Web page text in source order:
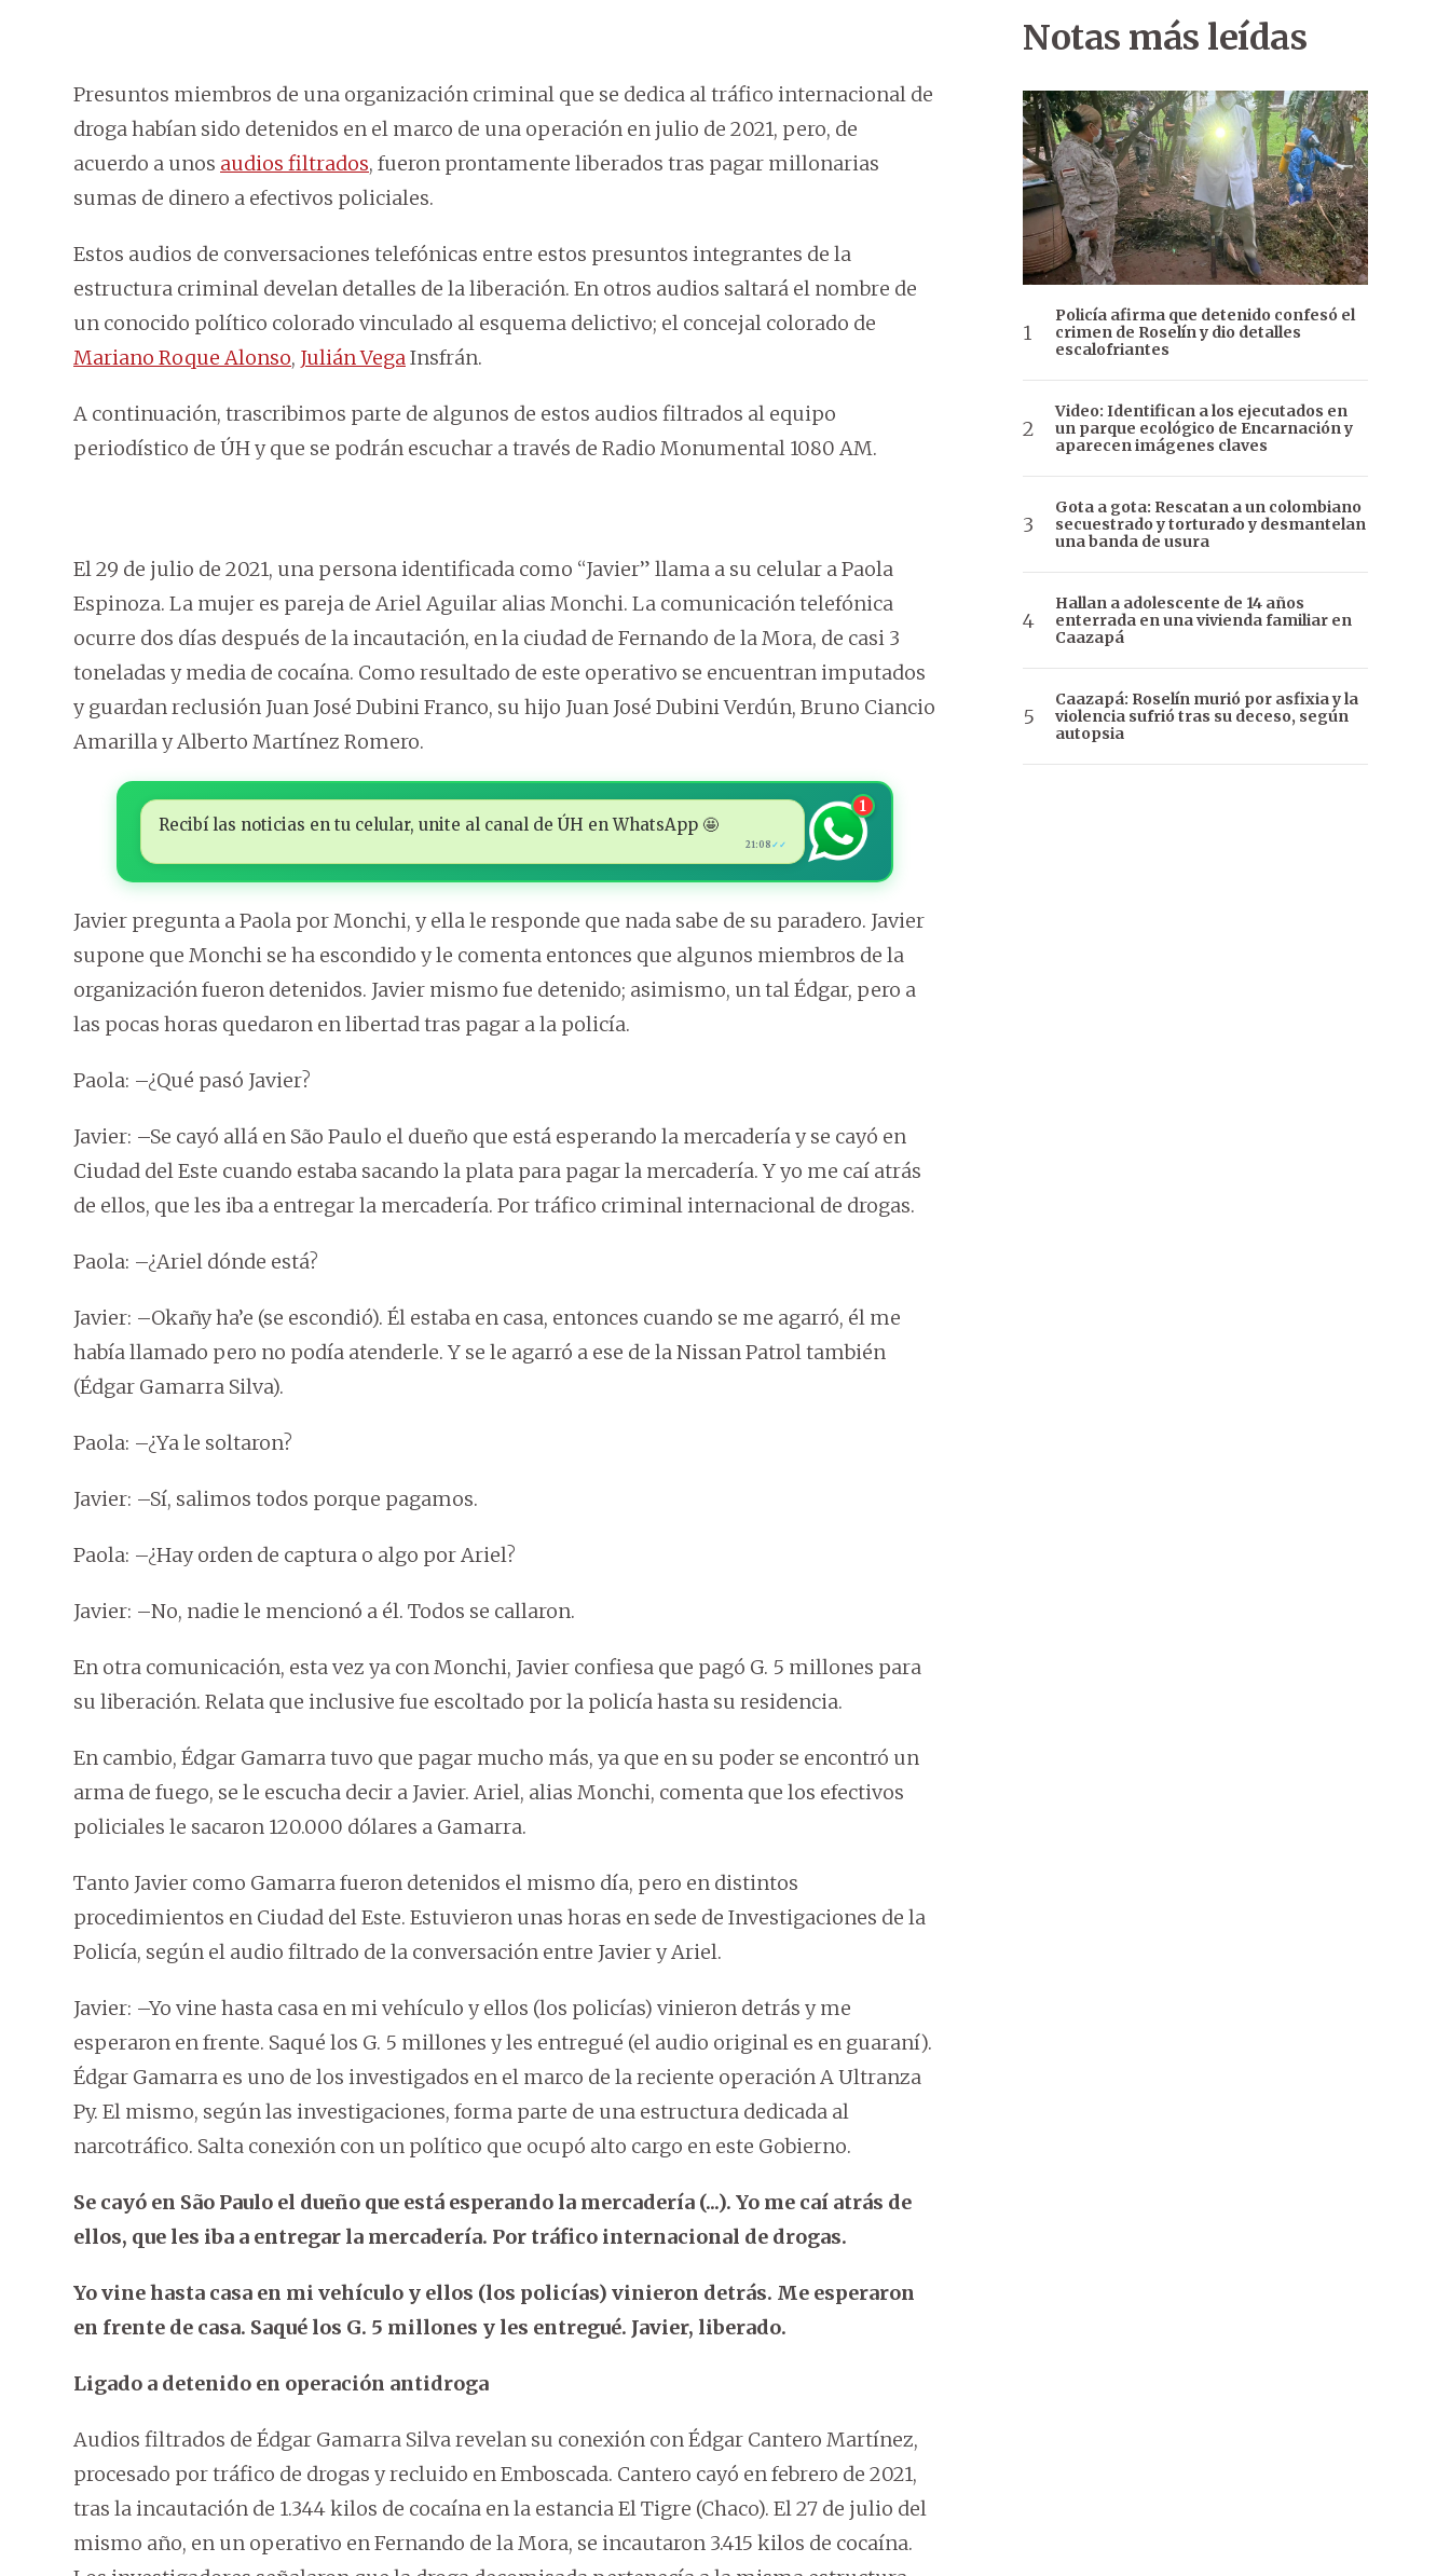
Presuntos miembros de una organización criminal que se dedica al tráfico internacional de
droga habían sido detenidos en el marco de una operación en julio de 2021, pero, de
acuerdo a unos audios filtrados, fueron prontamente liberados tras pagar millonarias
sumas de dinero a efectivos policiales.
Estos audios de conversaciones telefónicas entre estos presuntos integrantes de la
estructura criminal develan detalles de la liberación. En otros audios saltará el nombre de
un conocido político colorado vinculado al esquema delictivo; el concejal colorado de
Mariano Roque Alonso, Julián VegaInsfrán.
A continuación, trascribimos parte de algunos de estos audios filtrados al equipo
periodístico de ÚH y que se podrán escuchar a través de Radio Monumental 1080 AM.
El 29 de julio de 2021, una persona identificada como “Javier” llama a su celular a Paola
Espinoza. La mujer es pareja de Ariel Aguilar alias Monchi. La comunicación telefónica
ocurre dos días después de la incautación, en la ciudad de Fernando de la Mora, de casi 3
toneladas y media de cocaína. Como resultado de este operativo se encuentran imputados
y guardan reclusión Juan José Dubini Franco, su hijo Juan José Dubini Verdún, Bruno Ciancio
Amarilla y Alberto Martínez Romero.
Recibí las noticias en tu celular, unite al canal de ÚH en WhatsApp 🤩
21:08 ✓✓
1
Javier pregunta a Paola por Monchi, y ella le responde que nada sabe de su paradero. Javier
supone que Monchi se ha escondido y le comenta entonces que algunos miembros de la
organización fueron detenidos. Javier mismo fue detenido; asimismo, un tal Édgar, pero a
las pocas horas quedaron en libertad tras pagar a la policía.
Paola: –¿Qué pasó Javier?
Javier: –Se cayó allá en São Paulo el dueño que está esperando la mercadería y se cayó en
Ciudad del Este cuando estaba sacando la plata para pagar la mercadería. Y yo me caí atrás
de ellos, que les iba a entregar la mercadería. Por tráfico criminal internacional de drogas.
Paola: –¿Ariel dónde está?
Javier: –Okañy ha’e (se escondió). Él estaba en casa, entonces cuando se me agarró, él me
había llamado pero no podía atenderle. Y se le agarró a ese de la Nissan Patrol también
(Édgar Gamarra Silva).
Paola: –¿Ya le soltaron?
Javier: –Sí, salimos todos porque pagamos.
Paola: –¿Hay orden de captura o algo por Ariel?
Javier: –No, nadie le mencionó a él. Todos se callaron.
En otra comunicación, esta vez ya con Monchi, Javier confiesa que pagó G. 5 millones para
su liberación. Relata que inclusive fue escoltado por la policía hasta su residencia.
En cambio, Édgar Gamarra tuvo que pagar mucho más, ya que en su poder se encontró un
arma de fuego, se le escucha decir a Javier. Ariel, alias Monchi, comenta que los efectivos
policiales le sacaron 120.000 dólares a Gamarra.
Tanto Javier como Gamarra fueron detenidos el mismo día, pero en distintos
procedimientos en Ciudad del Este. Estuvieron unas horas en sede de Investigaciones de la
Policía, según el audio filtrado de la conversación entre Javier y Ariel.
Javier: –Yo vine hasta casa en mi vehículo y ellos (los policías) vinieron detrás y me
esperaron en frente. Saqué los G. 5 millones y les entregué (el audio original es en guaraní).
Édgar Gamarra es uno de los investigados en el marco de la reciente operación A Ultranza
Py. El mismo, según las investigaciones, forma parte de una estructura dedicada al
narcotráfico. Salta conexión con un político que ocupó alto cargo en este Gobierno.
Se cayó en São Paulo el dueño que está esperando la mercadería (...). Yo me caí atrás de
ellos, que les iba a entregar la mercadería. Por tráfico internacional de drogas.
Yo vine hasta casa en mi vehículo y ellos (los policías) vinieron detrás. Me esperaron
en frente de casa. Saqué los G. 5 millones y les entregué. Javier, liberado.
Ligado a detenido en operación antidroga
Audios filtrados de Édgar Gamarra Silva revelan su conexión con Édgar Cantero Martínez,
procesado por tráfico de drogas y recluido en Emboscada. Cantero cayó en febrero de 2021,
tras la incautación de 1.344 kilos de cocaína en la estancia El Tigre (Chaco). El 27 de julio del
mismo año, en un operativo en Fernando de la Mora, se incautaron 3.415 kilos de cocaína.
Notas más leídas
Policía afirma que detenido confesó el
crimen de Roselín y dio detalles
escalofriantes
Video: Identifican a los ejecutados en
un parque ecológico de Encarnación y
aparecen imágenes claves
Gota a gota: Rescatan a un colombiano
secuestrado y torturado y desmantelan
una banda de usura
Hallan a adolescente de 14 años
enterrada en una vivienda familiar en
Caazapá
Caazapá: Roselín murió por asfixia y la
violencia sufrió tras su deceso, según
autopsia